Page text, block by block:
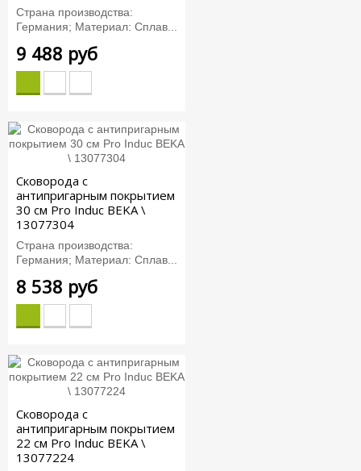
Страна производства:
Германия; Материал: Сплав...
9 488 руб
Сковорода с
антипригарным покрытием
30 см Pro Induc BEKA \
13077304
Страна производства:
Германия; Материал: Сплав...
8 538 руб
Сковорода с
антипригарным покрытием
22 см Pro Induc BEKA \
13077224